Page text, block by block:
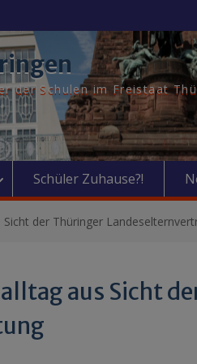
der Schulen im Freistaat
Schüler Zuhause?!
Sicht der Thüringer
aus Sicht